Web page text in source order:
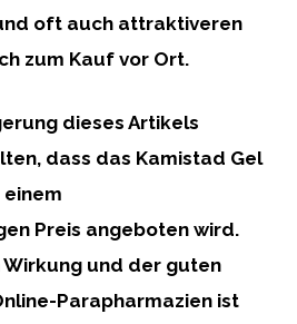
oft auch attraktiveren
zum Kauf vor Ort.
dieses Artikels
dass das Kamistad Gel
einem
Preis angeboten wird.
und der guten
Parapharmazien ist